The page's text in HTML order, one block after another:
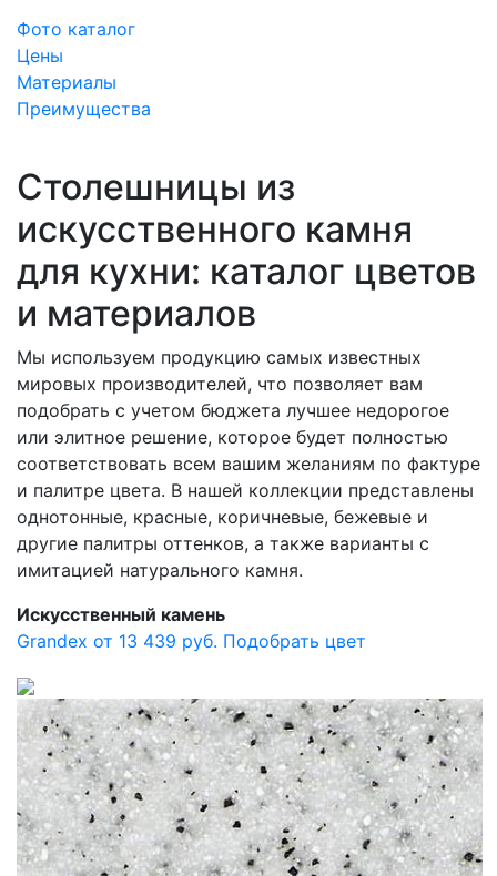
Фото каталог
Цены
Материалы
Преимущества
Столешницы из
искусственного камня
для кухни: каталог цветов
и материалов
Мы используем продукцию самых известных
мировых производителей, что позволяет вам
подобрать с учетом бюджета лучшее недорогое
или элитное решение, которое будет полностью
соответствовать всем вашим желаниям по фактуре
и палитре цвета. В нашей коллекции представлены
однотонные, красные, коричневые, бежевые и
другие палитры оттенков, а также варианты с
имитацией натурального камня.
Искусственный камень
Grandex от 13 439 руб. Подобрать цвет